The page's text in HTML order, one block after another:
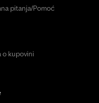
pitanja/Pomoć
o kupovini